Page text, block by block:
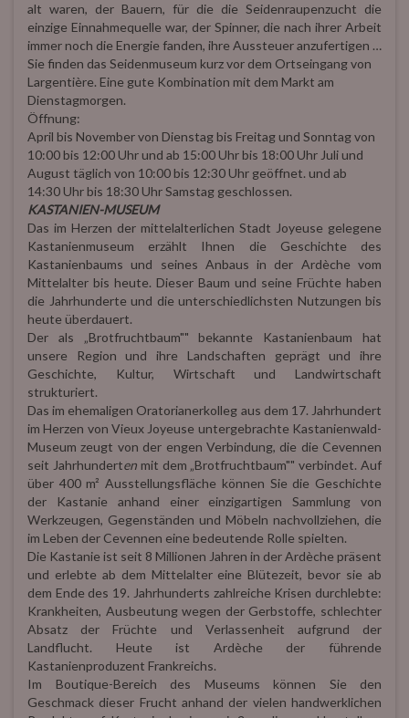
alt waren, der Bauern, für die die Seidenraupenzucht die
einzige Einnahmequelle war, der Spinner, die nach ihrer Arbeit
immer noch die Energie fanden, ihre Aussteuer anzufertigen …
Sie finden das Seidenmuseum kurz vor dem Ortseingang von
Largentière. Eine gute Kombination mit dem Markt am
Dienstagmorgen.
Öffnung:
April bis November von Dienstag bis Freitag und Sonntag von
10:00 bis 12:00 Uhr und ab 15:00 Uhr bis 18:00 Uhr Juli und
August täglich von 10:00 bis 12:30 Uhr geöffnet. und ab
14:30 Uhr bis 18:30 Uhr Samstag geschlossen.
KASTANIEN-MUSEUM
Das im Herzen der mittelalterlichen Stadt Joyeuse gelegene
Kastanienmuseum erzählt Ihnen die Geschichte des
Kastanienbaums und seines Anbaus in der Ardèche vom
Mittelalter bis heute. Dieser Baum und seine Früchte haben
die Jahrhunderte und die unterschiedlichsten Nutzungen bis
heute überdauert.
Der als „Brotfruchtbaum"" bekannte Kastanienbaum hat
unsere Region und ihre Landschaften geprägt und ihre
Geschichte, Kultur, Wirtschaft und Landwirtschaft
strukturiert.
Das im ehemaligen Oratorianerkolleg aus dem 17. Jahrhundert
im Herzen von Vieux Joyeuse untergebrachte Kastanienwald-
Museum zeugt von der engen Verbindung, die die Cevennen
seit Jahrhunderten mit dem „Brotfruchtbaum"" verbindet. Auf
über 400 m² Ausstellungsfläche können Sie die Geschichte
der Kastanie anhand einer einzigartigen Sammlung von
Werkzeugen, Gegenständen und Möbeln nachvollziehen, die
im Leben der Cevennen eine bedeutende Rolle spielten.
Die Kastanie ist seit 8 Millionen Jahren in der Ardèche präsent
und erlebte ab dem Mittelalter eine Blütezeit, bevor sie ab
dem Ende des 19. Jahrhunderts zahlreiche Krisen durchlebte:
Krankheiten, Ausbeutung wegen der Gerbstoffe, schlechter
Absatz der Früchte und Verlassenheit aufgrund der
Landflucht. Heute ist Ardèche der führende
Kastanienproduzent Frankreichs.
Im Boutique-Bereich des Museums können Sie den
Geschmack dieser Frucht anhand der vielen handwerklichen